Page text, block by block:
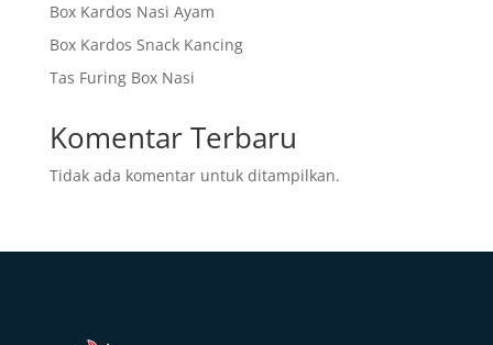
Box Kardos Nasi Ayam
Box Kardos Snack Kancing
Tas Furing Box Nasi
Komentar Terbaru
Tidak ada komentar untuk ditampilkan.